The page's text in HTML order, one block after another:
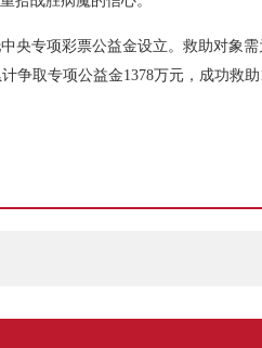
央专项彩票公益金设立。救助对象
取专项公益金1378万元，成功救助